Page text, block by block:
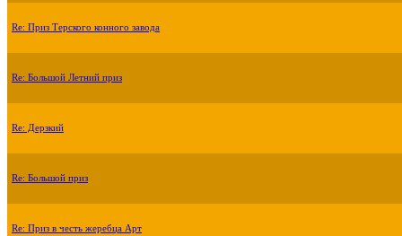
Re: Приз Терского конного завода
Re: Большой Летний приз
Re: Дерзкий
Re: Большой приз
Re: Приз в честь жеребца Арт